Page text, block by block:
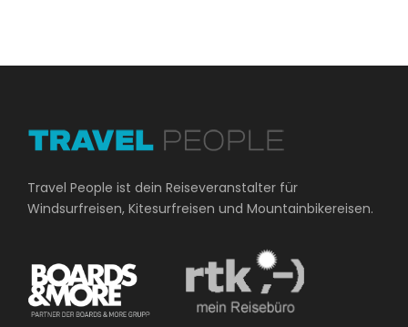
Travel People ist dein Reiseveranstalter für
Windsurfreisen, Kitesurfreisen und Mountainbikereisen.